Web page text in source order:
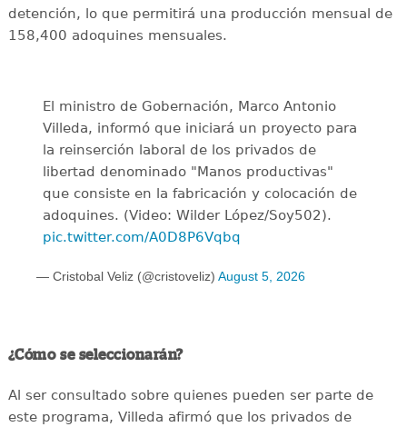
detención, lo que permitirá una producción mensual de
158,400 adoquines mensuales.
El ministro de Gobernación, Marco Antonio
Villeda, informó que iniciará un proyecto para
la reinserción laboral de los privados de
libertad denominado "Manos productivas"
que consiste en la fabricación y colocación de
adoquines. (Video: Wilder López/Soy502).
pic.twitter.com/A0D8P6Vqbq
— Cristobal Veliz (@cristoveliz) August 5, 2026
¿Cómo se seleccionarán?
Al ser consultado sobre quienes pueden ser parte de
este programa, Villeda afirmó que los privados de